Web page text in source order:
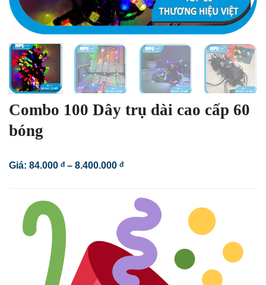
Combo 100 Dây trụ dài cao cấp 60
bóng
Giá: 84.000 đ – 8.400.000 đKhoảng
đến
8.400.000 đ